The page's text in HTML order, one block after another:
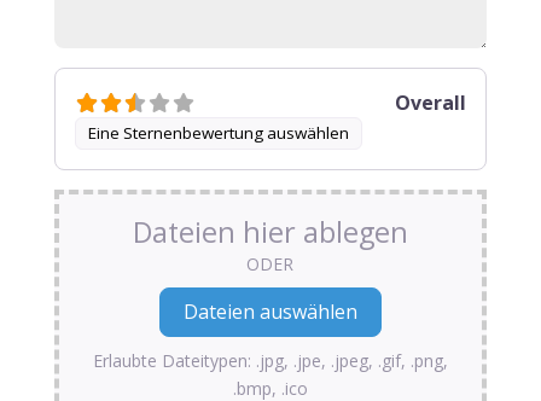
Eine Sternenbewertung auswählen
Overall
Dateien hier ablegen
ODER
Erlaubte Dateitypen: .jpg, .jpe, .jpeg, .gif, .png,
.bmp, .ico